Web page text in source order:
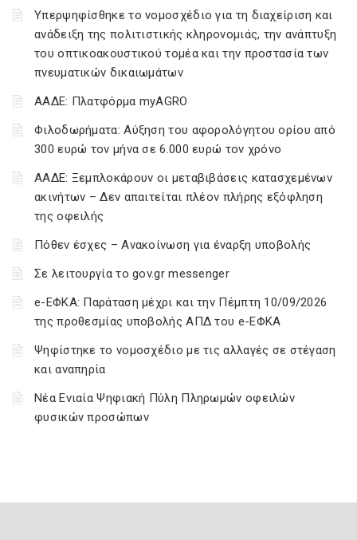
Υπερψηφίσθηκε το νομοσχέδιο για τη διαχείριση και
ανάδειξη της πολιτιστικής κληρονομιάς, την ανάπτυξη
του οπτικοακουστικού τομέα και την προστασία των
πνευματικών δικαιωμάτων
ΑΑΔΕ: Πλατφόρμα myAGRO
Φιλοδωρήματα: Αύξηση του αφορολόγητου ορίου από
300 ευρώ τον μήνα σε 6.000 ευρώ τον χρόνο
ΑΑΔΕ: Ξεμπλοκάρουν οι μεταβιβάσεις κατασχεμένων
ακινήτων – Δεν απαιτείται πλέον πλήρης εξόφληση
της οφειλής
Πόθεν έσχες – Ανακοίνωση για έναρξη υποβολής
Σε λειτουργία το gov.gr messenger
e-ΕΦΚΑ: Παράταση μέχρι και την Πέμπτη 10/09/2026
της προθεσμίας υποβολής ΑΠΔ του e-ΕΦΚΑ
Ψηφίστηκε το νομοσχέδιο με τις αλλαγές σε στέγαση
και αναπηρία
Νέα Ενιαία Ψηφιακή Πύλη Πληρωμών οφειλών
φυσικών προσώπων